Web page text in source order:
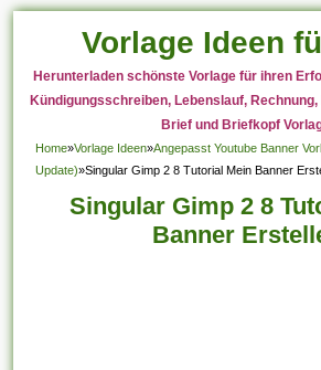
Vorlage Ideen
Herunterladen schönste Vorlage für ihren
Kündigungsschreiben, Lebenslauf,
Brief und Briefkopf
Home»Vorlage Ideen»Angepasst Youtube Banner
Update)»Singular Gimp 2 8 Tutorial Mein Banner
Singular Gimp 2 8
Banner